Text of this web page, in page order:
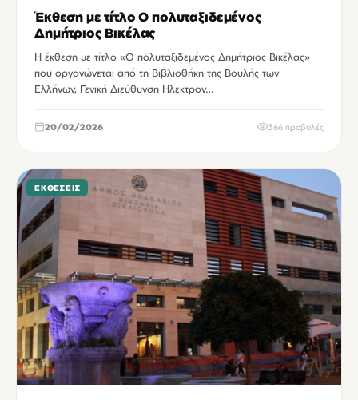
Έκθεση με τίτλο Ο πολυταξιδεμένος
Δημήτριος Βικέλας
Η έκθεση με τίτλο «Ο πολυταξιδεμένος Δημήτριος Βικέλας»
που οργανώνεται από τη Βιβλιοθήκη της Βουλής των
Ελλήνων, Γενική Διεύθυνση Ηλεκτρον…
20/02/2026 366 προβολές
ΕΚΘΈΣΕΙΣ